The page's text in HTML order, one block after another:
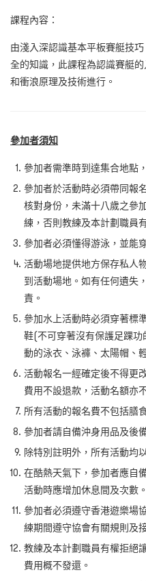
課程內容：
由淺入深認識基本平板賽艇技
全的知識，此課程為認識賽艇
和衝浪原理及技術進行。
參加者須知
參加者需準時到達集合地點
參加者於活動時必須帶同報
核對身份，未滿十八歲之參
練，否則教練及本計劃職員
參加者必須懂得游泳，並能
活動場地提供地方保存私人
到活動場地。如有任何遺失
責。
參加水上活動時必須穿著標
鞋(不可穿著沒有保護足踝
動的泳衣、泳褲、太陽帽、
活動報名一經確定後不得更
費用不設退款，活動名額亦
所有活動的報名費不包括膳
參加者請自備沖身用品及後
除特別註明外，所有活動均
在酷熱天氣下，參加者應自
活動時應增加休息間及次數。
參加者必須遵守香港遊樂場
練期間遵守協會有關規則及
教練及本計劃職員有權拒絕
費用概不發還。